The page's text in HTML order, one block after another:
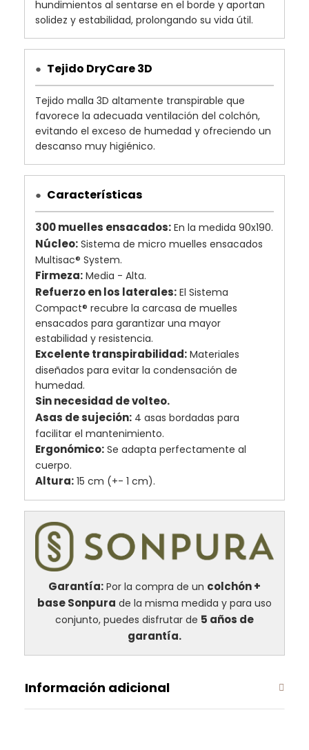
hundimientos al sentarse en el borde y aportan
solidez y estabilidad, prolongando su vida útil.
● Tejido DryCare 3D
Tejido malla 3D altamente transpirable que
favorece la adecuada ventilación del colchón,
evitando el exceso de humedad y ofreciendo un
descanso muy higiénico.
● Características
300 muelles ensacados: En la medida 90x190.
Núcleo: Sistema de micro muelles ensacados
Multisac® System.
Firmeza: Media - Alta.
Refuerzo en los laterales: El Sistema
Compact® recubre la carcasa de muelles
ensacados para garantizar una mayor
estabilidad y resistencia.
Excelente transpirabilidad: Materiales
diseñados para evitar la condensación de
humedad.
Sin necesidad de volteo.
Asas de sujeción: 4 asas bordadas para
facilitar el mantenimiento.
Ergonómico: Se adapta perfectamente al
cuerpo.
Altura: 15 cm (+- 1 cm).
Garantía: Por la compra de un colchón +
base Sonpura de la misma medida y para uso
conjunto, puedes disfrutar de 5 años de
garantía.
Información adicional